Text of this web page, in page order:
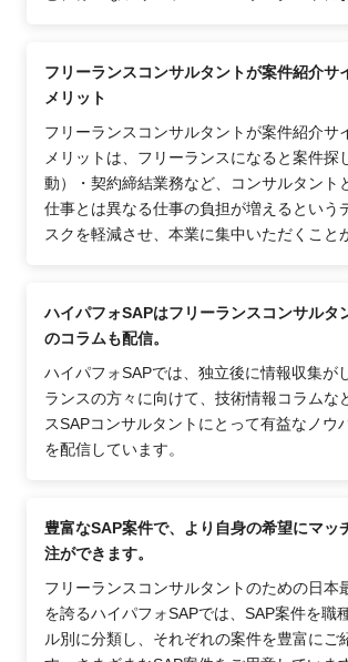
フリーランスコンサルタントが案件紹介サ
メリット
フリーランスコンサルタントが案件紹介サ
メリットは、フリーランスになると案件探
動）・契約締結業務など、コンサルタント
仕事とは異なる仕事の負担が増えるという
スクを軽減させ、本業に集中いただくこと
ハイパフォSAPはフリーランスコンサルタ
のコラムも配信。
ハイパフォSAPでは、独立後に情報収集が
ランスの方々に向けて、技術情報コラムな
スSAPコンサルタントにとって有益なノウ
を配信しています。
豊富なSAP案件で、より自身の希望にマッ
注ができます。
フリーランスコンサルタントのための日本
を誇るハイパフォSAPでは、SAP案件を職
ル別に分類し、それぞれの案件を豊富にご